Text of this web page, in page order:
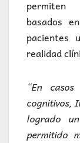
permiten
basados
pacientes
realidad
“En
cognitivos,
logrado
permitido